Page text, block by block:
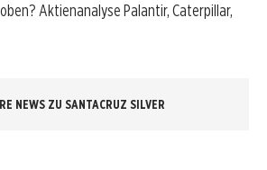
Aktienanalyse Palantir, Caterpillar,
NEWS ZU SANTACRUZ SILVER